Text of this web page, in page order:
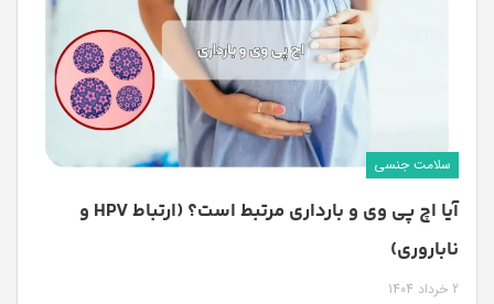
سلامت جنسی
آیا اچ پی وی و بارداری مرتبط است؟ (ارتباط HPV و
ناباروری)
2 خرداد 1404